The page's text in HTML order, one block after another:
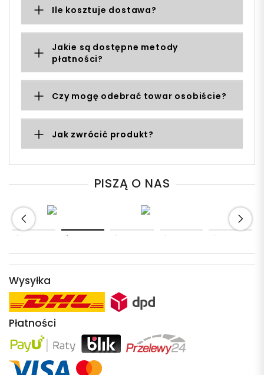
Ile kosztuje dostawa?
Jakie są dostępne metody
płatności?
Czy mogę odebrać towar osobiście?
Jak zwrócić produkt?
PISZĄ O NAS
Wysyłka
Płatności